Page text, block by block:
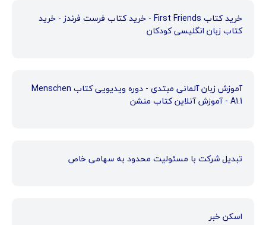
خرید کتاب First Friends - خرید کتاب فرست فرندز - خرید
کتاب زبان انگلیسی کودکان
آموزش زبان آلمانی مبتدی - دوره ویدیویی کتاب Menschen
A1.1 - آموزش آنلاین کتاب منشن
تبدیل شرکت با مسئولیت محدود به سهامی خاص
اسکن خبر